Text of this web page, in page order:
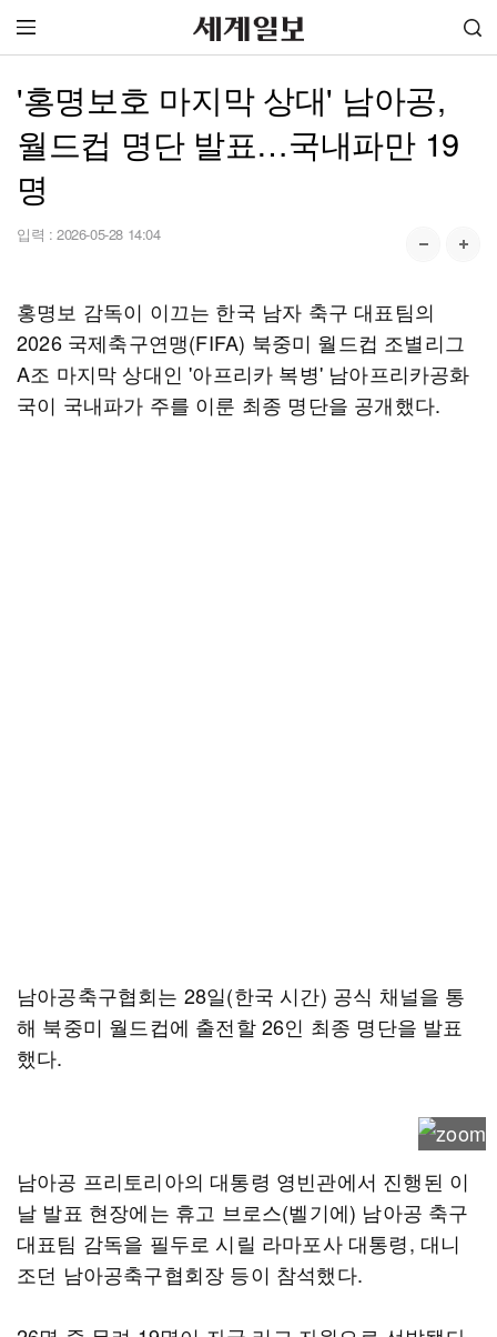
'홍명보호 마지막 상대' 남아공,
월드컵 명단 발표…국내파만 19
명
입력 : 2026-05-28 14:04
홍명보 감독이 이끄는 한국 남자 축구 대표팀의
2026 국제축구연맹(FIFA) 북중미 월드컵 조별리그
A조 마지막 상대인 '아프리카 복병' 남아프리카공화
국이 국내파가 주를 이룬 최종 명단을 공개했다.
남아공축구협회는 28일(한국 시간) 공식 채널을 통
해 북중미 월드컵에 출전할 26인 최종 명단을 발표
했다.
남아공 프리토리아의 대통령 영빈관에서 진행된 이
날 발표 현장에는 휴고 브로스(벨기에) 남아공 축구
대표팀 감독을 필두로 시릴 라마포사 대통령, 대니
조던 남아공축구협회장 등이 참석했다.